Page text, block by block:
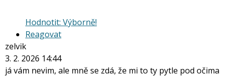
Hodnotit: Výborně!
Reagovat
zelvik
3. 2. 2026 14:44
já vám nevim, ale mně se zdá, že mi to ty pytle pod očima